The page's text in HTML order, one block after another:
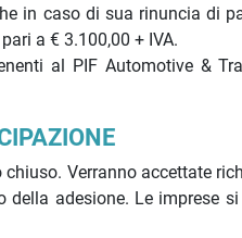
in caso di sua rinuncia di
a € 3.100,00 + IVA.
al PIF Automotive &
Verranno accettate
della adesione. Le